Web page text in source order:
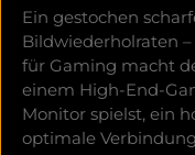
Unterstützung für
für eine stabile
Auflösung.
Kabel ist bereit für
Monitore.
Ein gestochen
Bildwiederholraten
für Gaming macht
einem High-End-
Monitor spielst, ein
optimale